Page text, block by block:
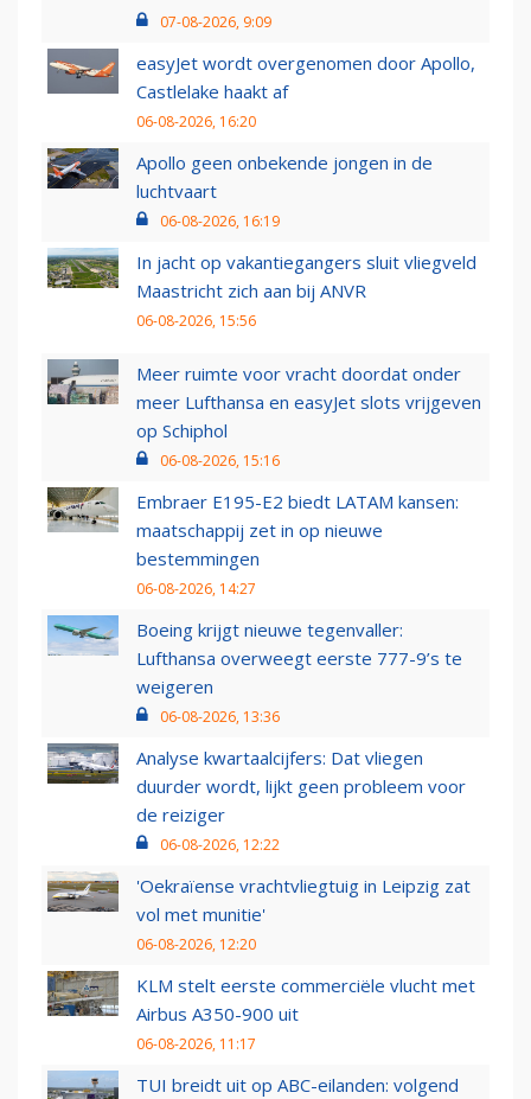
07-08-2026, 9:09
easyJet wordt overgenomen door Apollo,
Castlelake haakt af
06-08-2026, 16:20
Apollo geen onbekende jongen in de
luchtvaart
06-08-2026, 16:19
In jacht op vakantiegangers sluit vliegveld
Maastricht zich aan bij ANVR
06-08-2026, 15:56
Meer ruimte voor vracht doordat onder
meer Lufthansa en easyJet slots vrijgeven
op Schiphol
06-08-2026, 15:16
Embraer E195-E2 biedt LATAM kansen:
maatschappij zet in op nieuwe
bestemmingen
06-08-2026, 14:27
Boeing krijgt nieuwe tegenvaller:
Lufthansa overweegt eerste 777-9’s te
weigeren
06-08-2026, 13:36
Analyse kwartaalcijfers: Dat vliegen
duurder wordt, lijkt geen probleem voor
de reiziger
06-08-2026, 12:22
'Oekraïense vrachtvliegtuig in Leipzig zat
vol met munitie'
06-08-2026, 12:20
KLM stelt eerste commerciële vlucht met
Airbus A350-900 uit
06-08-2026, 11:17
TUI breidt uit op ABC-eilanden: volgend